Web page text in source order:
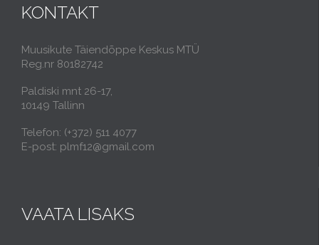
KONTAKT
Muusikute Täiendõppe Keskus MTÜ
Reg.nr 80182742
Paldiski mnt 26-17,
10149 Tallinn
Telefon: (+372) 511 4077
E-post: plmf12@gmail.com
VAATA LISAKS